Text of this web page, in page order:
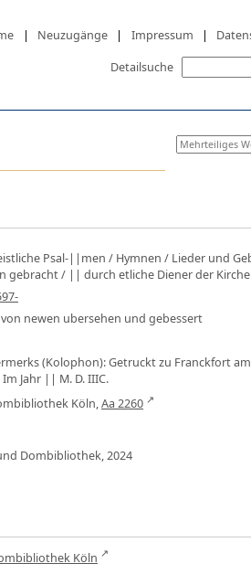
| Neuzugänge | Impressum |
Detailsuche
Psal-||men / Hymnen / Lieder und
gebracht / || durch etliche Diener der
newen ubersehen und gebessert
(Kolophon): Getruckt zu Franckfort
Jahr || M. D. IIIC.
Köln,Aa 2260
Dombibliothek, 2024
Köln